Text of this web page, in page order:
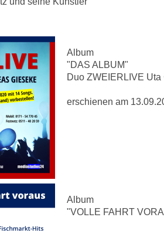
Album
"DAS ALBUM"
Duo ZWEIERLIVE
erschienen am
Album
"VOLLE FAHRT